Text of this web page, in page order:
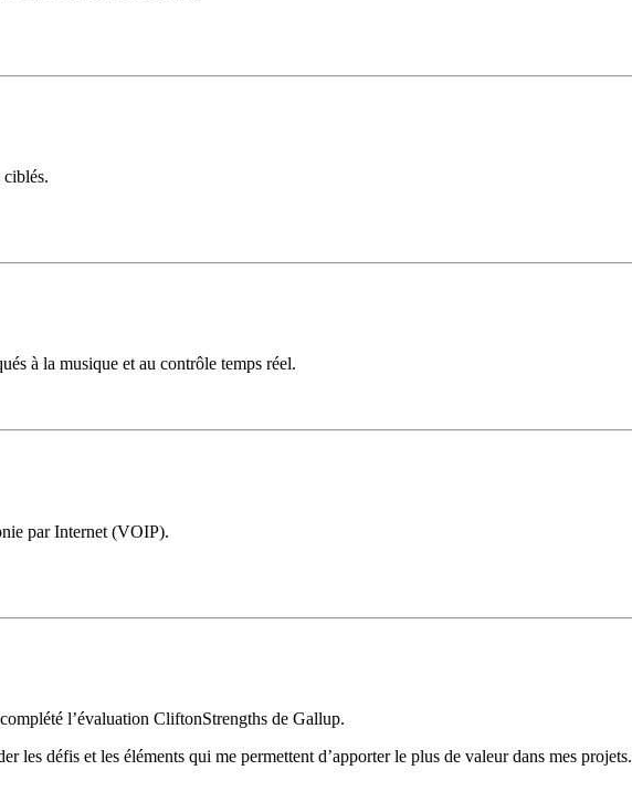
à la musique et au contrôle temps réel.
par Internet (VOIP).
l’évaluation CliftonStrengths de Gallup.
les défis et les éléments qui me permettent d’apporter le plus de valeur dans mes projets.